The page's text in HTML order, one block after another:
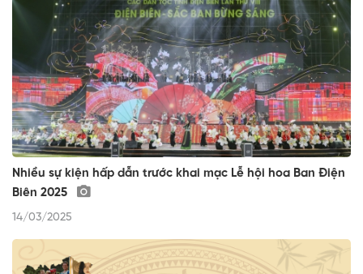
Nhiều sự kiện hấp dẫn trước khai mạc Lễ hội hoa Ban Điện
Biên 2025
14/03/2025